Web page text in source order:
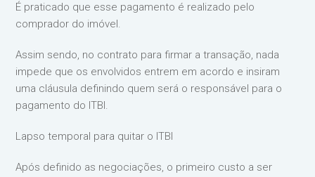
É praticado que esse pagamento é realizado pelo
comprador do imóvel.
Assim sendo, no contrato para firmar a transação, nada
impede que os envolvidos entrem em acordo e insiram
uma cláusula definindo quem será o responsável para o
pagamento do ITBI.
Lapso temporal para quitar o ITBI
Após definido as negociações, o primeiro custo a ser